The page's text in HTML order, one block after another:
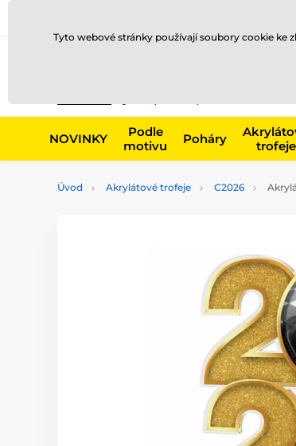
NOVINKY
Podle
motivu
Poháry
trofeje
Úvod Akrylátové trofeje C2026
Tyto webové stránky používají soubory cookie ke